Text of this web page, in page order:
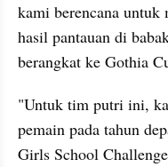
kami berencana untuk
hasil pantauan di
berangkat ke Gothia
"Untuk tim putri ini,
pemain pada tahun
Girls School